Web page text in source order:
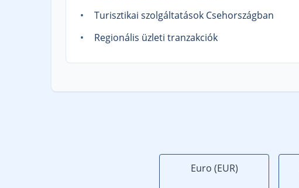
Turisztikai szolgáltatások Csehországban
Regionális üzleti tranzakciók
Euro (EUR)